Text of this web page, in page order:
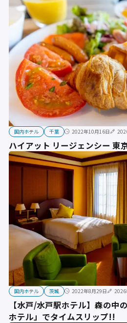
国内ホテル 千葉 2022年10月16日
ハイアット リージェンシー
国内ホテル 茨城 2022年8月29日 2026
【水戸/水戸駅ホテル】森の中
ホテル」でタイムスリップ!!